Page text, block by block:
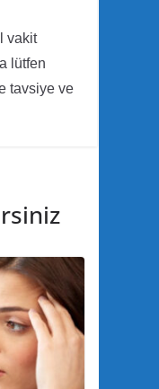
vakit
lütfen
tavsiye ve